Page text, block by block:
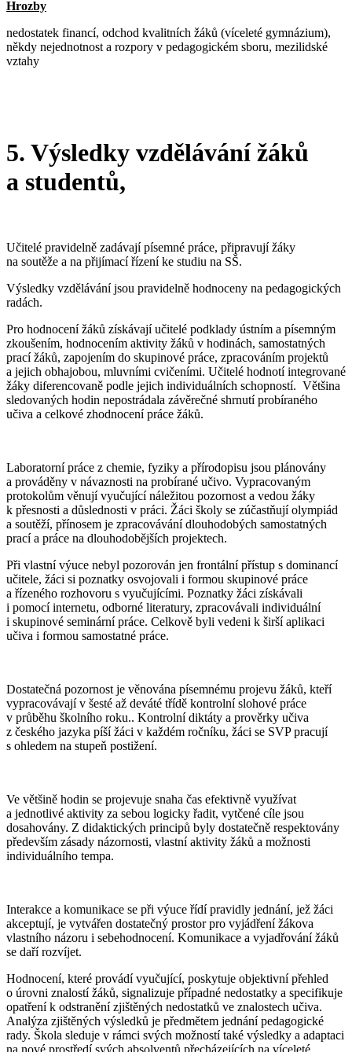
Hrozby
nedostatek financí, odchod kvalitních žáků (víceleté gymnázium),
někdy nejednotnost a rozpory v pedagogickém sboru, mezilidské
vztahy
5. Výsledky vzdělávání žáků
a studentů,
Učitelé pravidelně zadávají písemné práce, připravují žáky
na soutěže a na přijímací řízení ke studiu na SŠ.
Výsledky vzdělávání jsou pravidelně hodnoceny na pedagogických
radách.
Pro hodnocení žáků získávají učitelé podklady ústním a písemným
zkoušením, hodnocením aktivity žáků v hodinách, samostatných
prací žáků, zapojením do skupinové práce, zpracováním projektů
a jejich obhajobou, mluvními cvičeními. Učitelé hodnotí integrované
žáky diferencovaně podle jejich individuálních schopností. Většina
sledovaných hodin nepostrádala závěrečné shrnutí probíraného
učiva a celkové zhodnocení práce žáků.
Laboratorní práce z chemie, fyziky a přírodopisu jsou plánovány
a prováděny v návaznosti na probírané učivo. Vypracovaným
protokolům věnují vyučující náležitou pozornost a vedou žáky
k přesnosti a důslednosti v práci. Žáci školy se zúčastňují olympiád
a soutěží, přínosem je zpracovávání dlouhodobých samostatných
prací a práce na dlouhodobějších projektech.
Při vlastní výuce nebyl pozorován jen frontální přístup s dominancí
učitele, žáci si poznatky osvojovali i formou skupinové práce
a řízeného rozhovoru s vyučujícími. Poznatky žáci získávali
i pomocí internetu, odborné literatury, zpracovávali individuální
i skupinové seminární práce. Celkově byli vedeni k širší aplikaci
učiva i formou samostatné práce.
Dostatečná pozornost je věnována písemnému projevu žáků, kteří
vypracovávají v šesté až deváté třídě kontrolní slohové práce
v průběhu školního roku.. Kontrolní diktáty a prověrky učiva
z českého jazyka píší žáci v každém ročníku, žáci se SVP pracují
s ohledem na stupeň postižení.
Ve většině hodin se projevuje snaha čas efektivně využívat
a jednotlivé aktivity za sebou logicky řadit, vytčené cíle jsou
dosahovány. Z didaktických principů byly dostatečně respektovány
především zásady názornosti, vlastní aktivity žáků a možnosti
individuálního tempa.
Interakce a komunikace se při výuce řídí pravidly jednání, jež žáci
akceptují, je vytvářen dostatečný prostor pro vyjádření žákova
vlastního názoru i sebehodnocení. Komunikace a vyjadřování žáků
se daří rozvíjet.
Hodnocení, které provádí vyučující, poskytuje objektivní přehled
o úrovni znalostí žáků, signalizuje případné nedostatky a specifikuje
opatření k odstranění zjištěných nedostatků ve znalostech učiva.
Analýza zjištěných výsledků je předmětem jednání pedagogické
rady. Škola sleduje v rámci svých možností také výsledky a adaptaci
na nové prostředí svých absolventů přecházejících na víceleté